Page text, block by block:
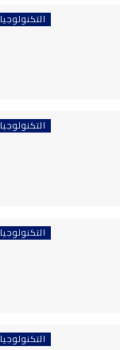
التكنولوجيا
التكنولوجيا
التكنولوجيا
التكنولوجيا